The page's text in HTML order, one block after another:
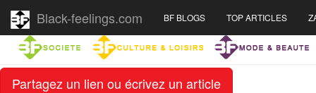
Partagez un lien ou écrivez un article
Black-feelings.com BF BLOGS TOP ARTICLES